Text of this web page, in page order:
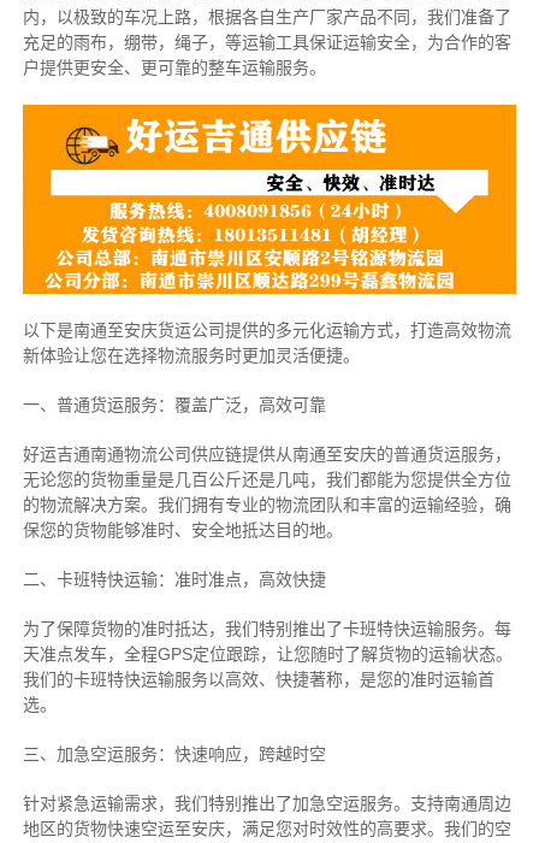
内，以极致的车况上路，根据各自生产厂家产品不同，我们准备了
充足的雨布，绷带，绳子，等运输工具保证运输安全，为合作的客
户提供更安全、更可靠的整车运输服务。
以下是南通至安庆货运公司提供的多元化运输方式，打造高效物流
新体验让您在选择物流服务时更加灵活便捷。
一、普通货运服务：覆盖广泛，高效可靠
好运吉通南通物流公司供应链提供从南通至安庆的普通货运服务，
无论您的货物重量是几百公斤还是几吨，我们都能为您提供全方位
的物流解决方案。我们拥有专业的物流团队和丰富的运输经验，确
保您的货物能够准时、安全地抵达目的地。
二、卡班特快运输：准时准点，高效快捷
为了保障货物的准时抵达，我们特别推出了卡班特快运输服务。每
天准点发车，全程GPS定位跟踪，让您随时了解货物的运输状态。
我们的卡班特快运输服务以高效、快捷著称，是您的准时运输首
选。
三、加急空运服务：快速响应，跨越时空
针对紧急运输需求，我们特别推出了加急空运服务。支持南通周边
地区的货物快速空运至安庆，满足您对时效性的高要求。我们的空